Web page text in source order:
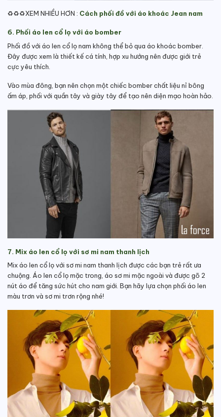
♻️♻️♻️XEM NHIỀU HƠN : Cách phối đồ với áo khoác Jean nam
6. Phối áo len cổ lọ với áo bomber
Phối đồ với áo len cổ lọ nam không thể bỏ qua áo khoác bomber.
Đây được xem là thiết kế cá tính, hợp xu hướng nên được giới trẻ
cực yêu thích.
Vào mùa đông, bạn nên chọn một chiếc bomber chất liệu nỉ bông
ấm áp, phối với quần tây và giày tây để tạo nên diện mạo hoàn hảo.
7. Mix áo len cổ lọ với sơ mi nam thanh lịch
Mix áo len cổ lọ với sơ mi nam thanh lịch được các bạn trẻ rất ưa
chuộng. Áo len cổ lọ mặc trong, áo sơ mi mặc ngoài và được gõ 2
nút áo để tăng sức hút cho nam giới. Bạn hãy lựa chọn phối áo len
màu trơn và sơ mi trơn rộng nhé!